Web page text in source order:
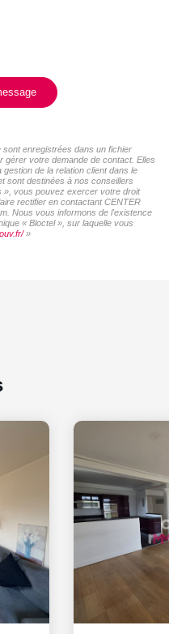
enregistrées dans un fichier
gérer votre demande de contact. Elles
de la relation client dans le
sont destinées à nos conseillers
», vous pouvez exercer votre droit
rectifier en contactant CENTER
Nous vous informons de l'existence
« Bloctel », sur laquelle vous
»